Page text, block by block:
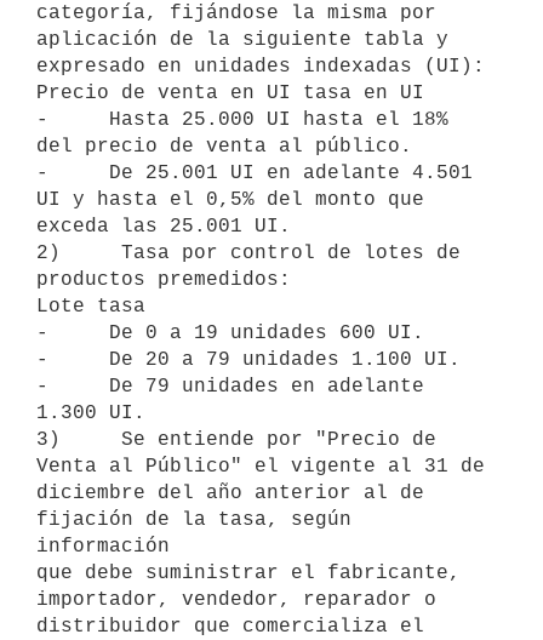
categoría, fijándose la misma por
aplicación de la siguiente tabla y
expresado en unidades indexadas (UI):
Precio de venta en UI tasa en UI
-     Hasta 25.000 UI hasta el 18%
del precio de venta al público.
-     De 25.001 UI en adelante 4.501
UI y hasta el 0,5% del monto que
exceda las 25.001 UI.
2)     Tasa por control de lotes de
productos premedidos:
Lote tasa
-     De 0 a 19 unidades 600 UI.
-     De 20 a 79 unidades 1.100 UI.
-     De 79 unidades en adelante
1.300 UI.
3)     Se entiende por "Precio de
Venta al Público" el vigente al 31 de
diciembre del año anterior al de
fijación de la tasa, según
información
que debe suministrar el fabricante,
importador, vendedor, reparador o
distribuidor que comercializa el